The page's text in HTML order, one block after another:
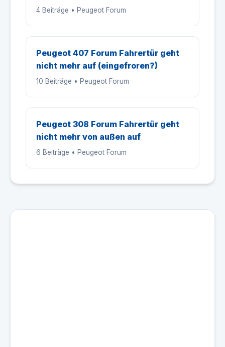
4 Beiträge • Peugeot Forum
Peugeot 407 Forum Fahrertür geht
nicht mehr auf (eingefroren?)
10 Beiträge • Peugeot Forum
Peugeot 308 Forum Fahrertür geht
nicht mehr von außen auf
6 Beiträge • Peugeot Forum